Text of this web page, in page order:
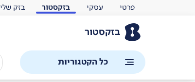
פרטי עסקי בזקסטור בזק שלי
בזקסטור
כל הקטגוריות